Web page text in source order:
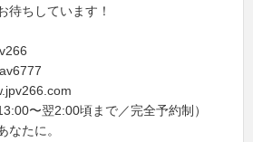
待ちしています！
〜翌2:00頃まで／完全予約制）
なたに。